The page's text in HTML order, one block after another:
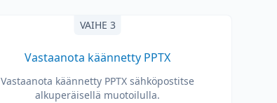
VAIHE 3
Vastaanota käännetty PPTX
Vastaanota käännetty PPTX sähköpostitse
alkuperäisellä muotoilulla.